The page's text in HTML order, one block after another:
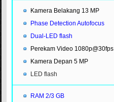
Kamera Belakang 13 MP
Phase Detection Autofocus
Dual-LED flash
Perekam Video 1080p@30fps
Kamera Depan 5 MP
LED flash
RAM 2/3 GB